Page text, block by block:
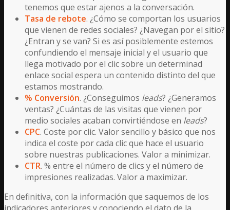
tenemos que estar ajenos a la conversación.
Tasa de rebote. ¿Cómo se comportan los usuarios
que vienen de redes sociales? ¿Navegan por el sitio?
¿Entran y se van? Si es así posiblemente estemos
confundiendo el mensaje inicial y el usuario que
llega motivado por el clic sobre un determinad
enlace social espera un contenido distinto del que
estamos mostrando.
% Conversión. ¿Conseguimos leads? ¿Generamos
ventas? ¿Cuántas de las visitas que vienen por
medio sociales acaban convirtiéndose en leads?
CPC. Coste por clic. Valor sencillo y básico que nos
indica el coste por cada clic que hace el usuario
sobre nuestras publicaciones. Valor a minimizar.
CTR. % entre el número de clics y el número de
impresiones realizadas. Valor a maximizar.
En definitiva, con la información que saquemos de los